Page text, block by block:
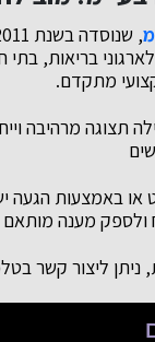
בריאות, בתי
מתקדם.
תצוגה מרהיבה
או באמצעות הגעה
ולספק מענה מותאם
ניתן ליצור קשר